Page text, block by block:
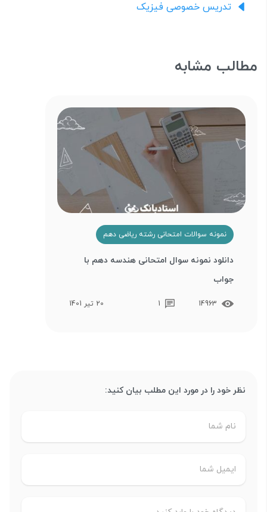
تدریس خصوصی فیزیک
مطالب مشابه
نمونه سوالات امتحانی رشته ریاضی دهم
دانلود نمونه سوال امتحانی هندسه دهم با
جواب
14963
1 20 تیر 1401
نظر خود را در مورد این مطلب بیان کنید: